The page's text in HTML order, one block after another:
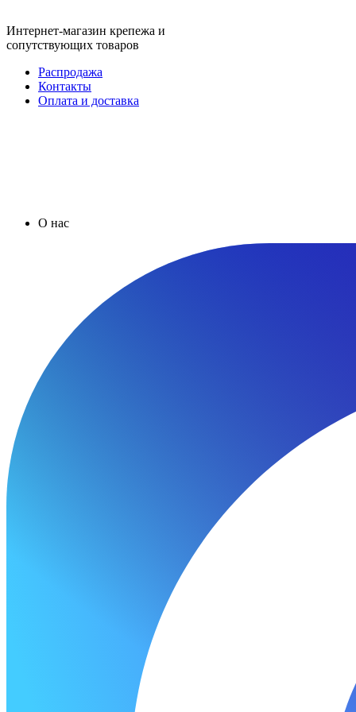
Интернет-магазин крепежа и
сопутствующих товаров
Распродажа
Контакты
Оплата и доставка
О нас